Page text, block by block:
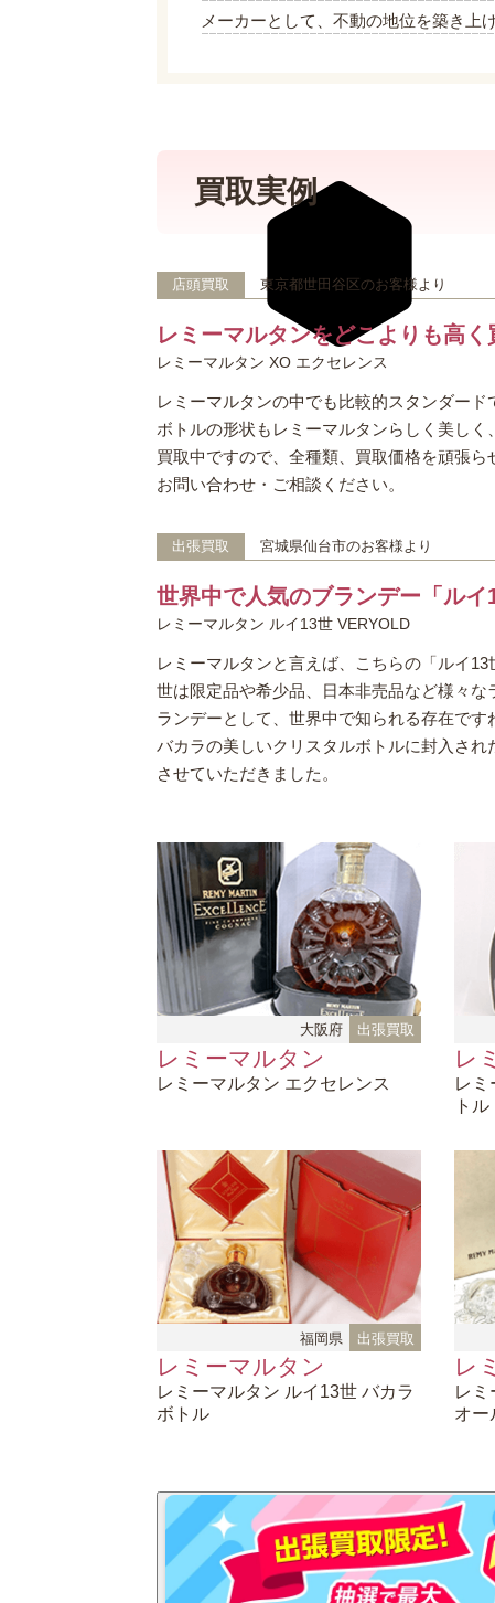
メーカーとして、不動の地位を築き上
買取実例
店頭買取 東京都世田谷区のお客様より
レミーマルタンをどこよりも高
レミーマルタン XO エクセレンス
レミーマルタンの中でも比較的スタンダー
ボトルの形状もレミーマルタンらしく美し
買取中ですので、全種類、買取価格を頑張
お問い合わせ・ご相談ください。
出張買取 宮城県仙台市のお客様より
世界中で人気のブランデー「ルイ
レミーマルタン ルイ13世 VERYOLD
レミーマルタンと言えば、こちらの「ルイ
世は限定品や希少品、日本非売品など様々
ランデーとして、世界中で知られる存在です
バカラの美しいクリスタルボトルに封入さ
させていただきました。
大阪府 出張買取
レミーマルタン
レミーマルタン エクセレンス
レ
レミ
トル
福岡県 出張買取
レミーマルタン
レミーマルタン ルイ13世 バカラ
ボトル
レ
レミ
オー